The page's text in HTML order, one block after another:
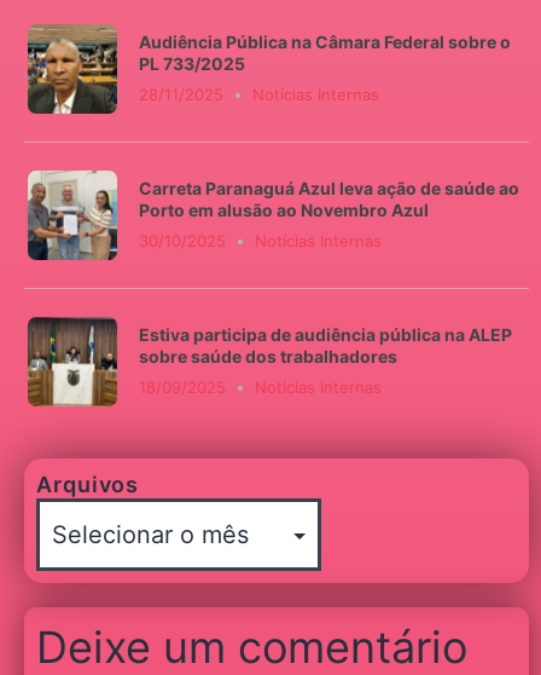
Audiência Pública na Câmara Federal sobre o
PL 733/2025
28/11/2025 Notícias Internas
Carreta Paranaguá Azul leva ação de saúde ao
Porto em alusão ao Novembro Azul
30/10/2025 Notícias Internas
Estiva participa de audiência pública na ALEP
sobre saúde dos trabalhadores
18/09/2025 Notícias Internas
Arquivos
Deixe um comentário